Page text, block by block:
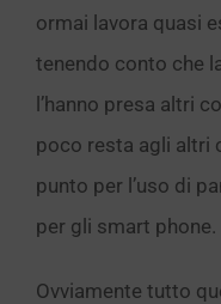
ormai lavora quasi
tenendo conto che
l’hanno presa altri
poco resta agli altri
punto per l’uso di
per gli smart phone.
Ovviamente tutto